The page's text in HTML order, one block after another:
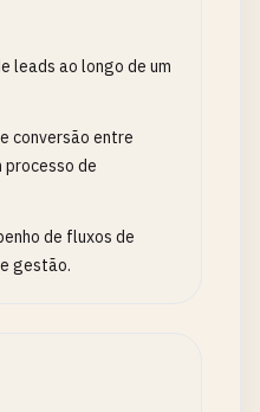
leads ao longo de um
conversão entre
de
de fluxos de
gestão.